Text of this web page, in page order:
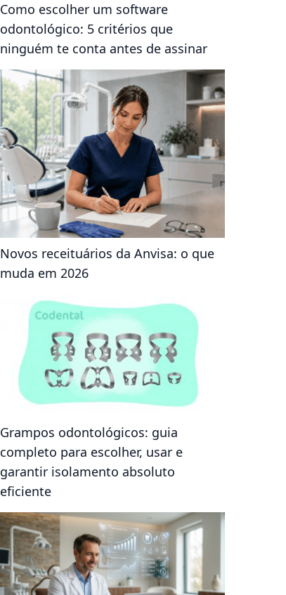
Como escolher um software
odontológico: 5 critérios que
ninguém te conta antes de assinar
Novos receituários da Anvisa: o que
muda em 2026
Grampos odontológicos: guia
completo para escolher, usar e
garantir isolamento absoluto
eficiente